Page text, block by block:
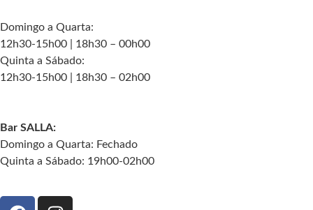
Domingo a Quarta:
12h30-15h00 | 18h30 – 00h00
Quinta a Sábado:
12h30-15h00 | 18h30 – 02h00
Bar SALLA:
Domingo a Quarta: Fechado
Quinta a Sábado: 19h00-02h00